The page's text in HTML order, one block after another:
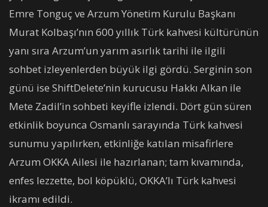
Emre Tonguç ve Arzum Yönetim Kurulu Başkanı
Murat Kolbaşı’nın 600 yıllık Türk kahvesi kültürünün
yanı sıra Arzum’un yarım asırlık tarihi ile ilgili
sohbet izleyenlerden büyük ilgi gördü. Serginin son
günü ise ShiftDelete’nin kurucusu Hakkı Alkan ile
Mete Zadil’in sohbeti keyifle izlendi. Dört gün süren
etkinlik boyunca Osmanlı sarayında Türk kahvesi
sunumu yapılırken, etkinliğe katılan misafirlere
Arzum OKKA Ailesi ile hazırlanan; tam kıvamında,
enfes lezzette, bol köpüklü, OKKA’lı Türk kahvesi
ikramı edildi.